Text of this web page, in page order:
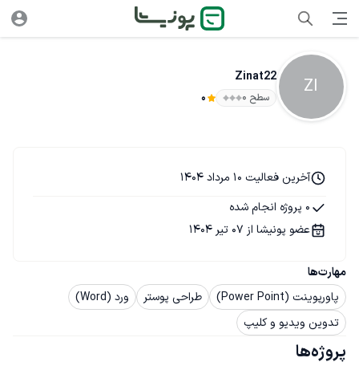
ZI
Zinat22
سطح ۰ 0
مهارت‌ها
پاورپوینت (Power Point)
طراحی پوستر
ورد (Word)
تدوین ویدیو و کلیپ
آخرین فعالیت 10 مرداد 1404
0 پروژه انجام شده
عضو پونیشا از 07 تیر 1404
پروژه‌ها